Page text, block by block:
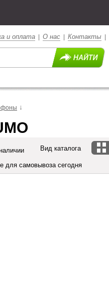
и оплата О нас Контакты
↓
для самовывоза сегодня
Вид каталога